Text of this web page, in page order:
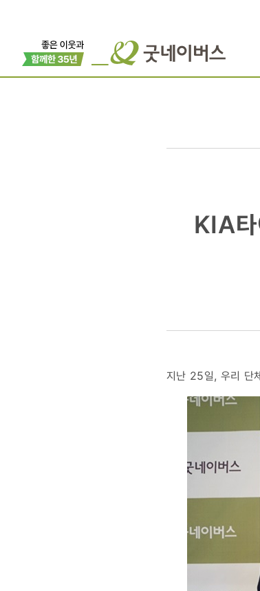
KIA타
‘더네
위촉식
진행
KIA타
지난 25일, 우리 단